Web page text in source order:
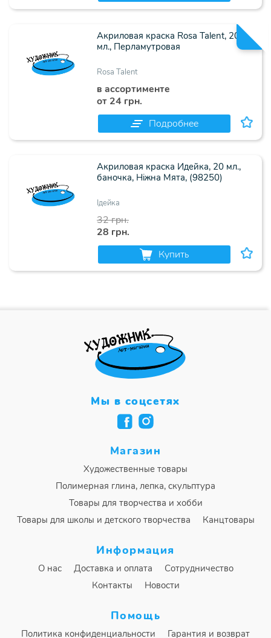
Акриловая краска Rosa Talent, 20
мл., Перламутровая
Rosa Talent
в ассортименте
от 24 грн.
Подробнее
Акриловая краска Идейка, 20 мл.,
баночка, Ніжна Мята, (98250)
Ідейка
32 грн.
28 грн.
Купить
Мы в соцсетях
Магазин
Художественные товары
Полимерная глина, лепка, скульптура
Товары для творчества и хобби
Товары для школы и детского творчества
Канцтовары
Информация
О нас Доставка и оплата
Сотрудничество
Контакты
Новости
Помощь
Политика конфиденциальности Гарантия и возврат